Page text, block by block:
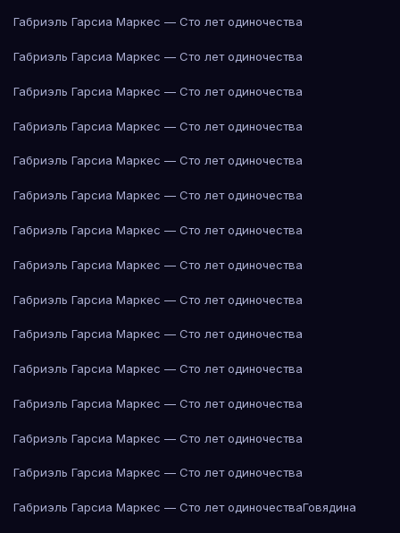
Габриэль Гарсиа Маркес — Сто лет одиночества
Габриэль Гарсиа Маркес — Сто лет одиночества
Габриэль Гарсиа Маркес — Сто лет одиночества
Габриэль Гарсиа Маркес — Сто лет одиночества
Габриэль Гарсиа Маркес — Сто лет одиночества
Габриэль Гарсиа Маркес — Сто лет одиночества
Габриэль Гарсиа Маркес — Сто лет одиночества
Габриэль Гарсиа Маркес — Сто лет одиночества
Габриэль Гарсиа Маркес — Сто лет одиночества
Габриэль Гарсиа Маркес — Сто лет одиночества
Габриэль Гарсиа Маркес — Сто лет одиночества
Габриэль Гарсиа Маркес — Сто лет одиночества
Габриэль Гарсиа Маркес — Сто лет одиночества
Габриэль Гарсиа Маркес — Сто лет одиночества
Габриэль Гарсиа Маркес — Сто лет одиночестваГовядина